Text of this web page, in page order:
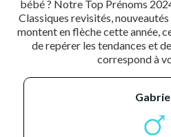
bébé ? Notre Top Prénoms
Classiques revisités,
montent en flèche cette année,
de repérer les tendances et
correspond à